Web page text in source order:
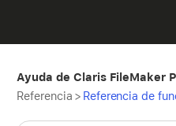
Ayuda de Claris FileMaker
Referencia > Referencia de